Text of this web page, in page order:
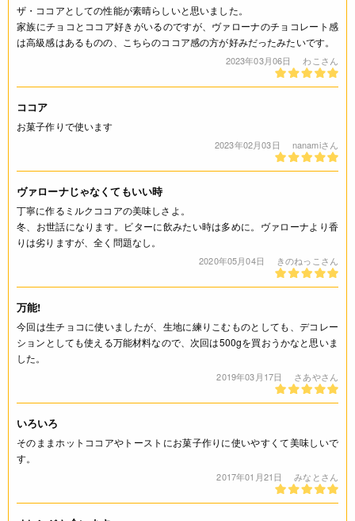
ザ・ココアとしての性能が素晴らしいと思いました。
家族にチョコとココア好きがいるのですが、ヴァローナのチョコレート感
は高級感はあるものの、こちらのココア感の方が好みだったみたいです。
2023年03月06日 わこさん
ココア
お菓子作りで使います
2023年02月03日 nanamiさん
ヴァローナじゃなくてもいい時
丁寧に作るミルクココアの美味しさよ。
冬、お世話になります。ビターに飲みたい時は多めに。ヴァローナより香
りは劣りますが、全く問題なし。
2020年05月04日 きのねっこさん
万能!
今回は生チョコに使いましたが、生地に練りこむものとしても、デコレー
ションとしても使える万能材料なので、次回は500gを買おうかなと思いま
した。
2019年03月17日 さあやさん
いろいろ
そのままホットココアやトーストにお菓子作りに使いやすくて美味しいで
す。
2017年01月21日 みなとさん